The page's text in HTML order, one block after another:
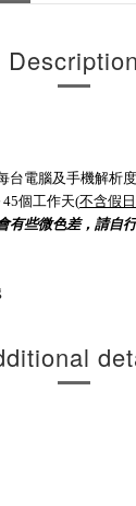
Description
台電腦及手機解析
個工作天(不含假日
有些微色差，請自